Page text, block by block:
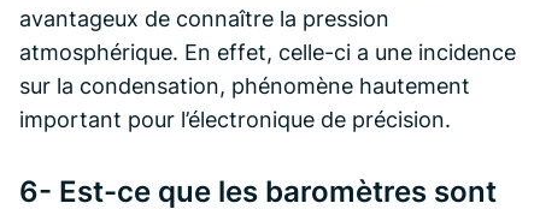
avantageux de connaître la pression
atmosphérique. En effet, celle-ci a une incidence
sur la condensation, phénomène hautement
important pour l’électronique de précision.
6- Est-ce que les baromètres sont